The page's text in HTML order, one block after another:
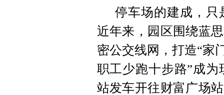
停车场的建成，只
近年来，园区围绕蓝
密公交线网，打造“家
职工少跑十步路”成
站发车开往财富广场